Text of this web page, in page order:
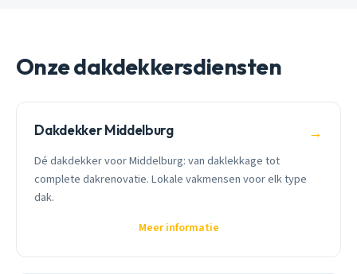
Onze dakdekkersdiensten
Dakdekker Middelburg →
Dé dakdekker voor Middelburg: van daklekkage tot
complete dakrenovatie. Lokale vakmensen voor elk type
dak.
Meer informatie